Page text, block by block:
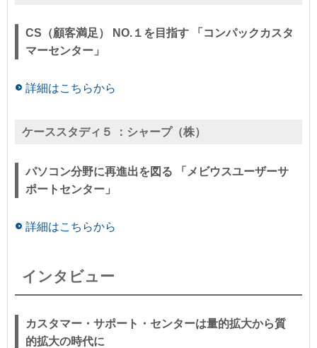
CS（顧客満足） NO.１を目指す 「コンパックカスタ
マーセンター」
詳細はこちらから
ケーススタディ５ ： シャープ（株）
パソコン分野に再進出を図る 「メビウスユーザーサ
ポートセンター」
詳細はこちらから
インタビュー
カスタマー・サポート・センターは量的拡大から質
的拡大の時代に